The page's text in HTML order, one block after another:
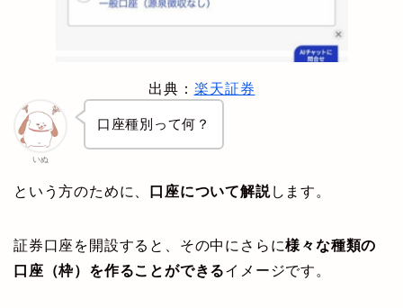
出典： 楽天証券
いぬ
口座種別って何？
という方のために、 口座について解説します。
証券口座を開設すると、その中にさらに様々な種類の
口座（枠）を作ることができるイメージです。